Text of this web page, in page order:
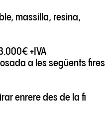
massilla, resina,
+IVA
a les següents fires
enrere des de la fi